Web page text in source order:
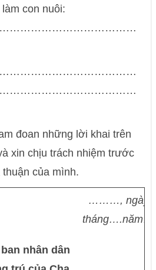
con nuôi:
đoan những lời khai trên
xin chịu trách nhiệm trước
của mình.
………,
nhân dân